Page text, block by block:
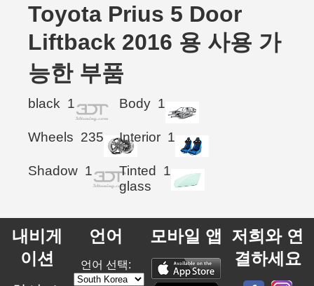
Toyota Prius 5 Door
Liftback 2016 용 사용 가
능한 부품
black 1 Body 1
Wheels 235 Interior 1
Shadow 1
Tinted
glass
1
내비게
이션
언어
언어 선택:
모바일 앱 저희와 연
결하세요